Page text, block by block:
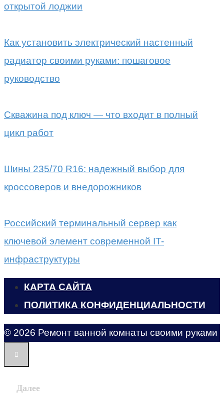
открытой лоджии
Как установить электрический настенный
радиатор своими руками: пошаговое
руководство
Скважина под ключ — что входит в полный
цикл работ
Шины 235/70 R16: надежный выбор для
кроссоверов и внедорожников
Российский терминальный сервер как
ключевой элемент современной IT-
инфраструктуры
КАРТА САЙТА
ПОЛИТИКА КОНФИДЕНЦИАЛЬНОСТИ
© 2026 Ремонт ванной комнаты своими руками
Далее